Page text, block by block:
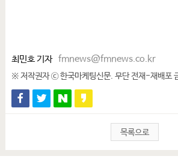
최민호 기자 fmnews@fmnews.co.kr
※ 저작권자 ⓒ 한국마케팅신문. 무단 전재-재배포
목록으로